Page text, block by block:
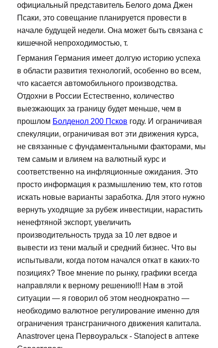
официальный представитель Белого дома Джен
Псаки, это совещание планируется провести в
начале будущей недели. Она может быть связана с
кишечной непроходимостью, т.
Германия Германия имеет долгую историю успеха
в области развития технологий, особенно во всем,
что касается автомобильного производства.
Отдохни в России Естественно, количество
выезжающих за границу будет меньше, чем в
прошлом Болденол 200 Псков году. И ограничивая
спекуляции, ограничивая вот эти движения курса,
не связанные с фундаментальными факторами, мы
тем самым и влияем на валютный курс и
соответственно на инфляционные ожидания. Это
просто информация к размышлению тем, кто готов
искать новые варианты заработка. Для этого нужно
вернуть уходящие за рубеж инвестиции, нарастить
ненефтяной экспорт, увеличить
производительность труда за 10 лет вдвое и
вывести из тени малый и средний бизнес. Что вы
испытывали, когда потом начался откат в каких-то
позициях? Твое мнение по рынку, графики всегда
направляли к верному решению!!! Нам в этой
ситуации — я говорил об этом неоднократно —
необходимо валютное регулирование именно для
ограничения трансграничного движения капитала.
Anastrover цена Первоуральск - Stanoject в аптеке